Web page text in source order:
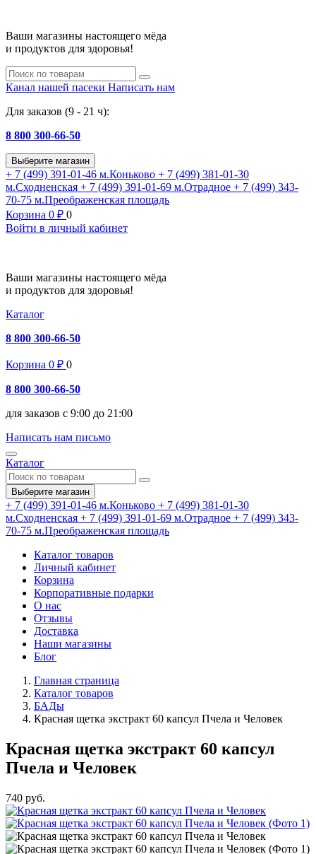
Ваши магазины настоящего мёда
и продуктов для здоровья!
Канал нашей пасеки Написать нам
Для заказов (9 - 21 ч):
8 800 300-66-50
Выберите магазин
+ 7 (499) 391-01-46 м.Коньково + 7 (499) 381-01-30
м.Сходненская + 7 (499) 391-01-69 м.Отрадное + 7 (499) 343-
70-75 м.Преображенская площадь
Корзина 0 ₽ 0
Войти в личный кабинет
Ваши магазины настоящего мёда
и продуктов для здоровья!
Каталог
8 800 300-66-50
Корзина 0 ₽ 0
8 800 300-66-50
для заказов с 9:00 до 21:00
Написать нам письмо
Каталог
Выберите магазин
+ 7 (499) 391-01-46 м.Коньково + 7 (499) 381-01-30
м.Сходненская + 7 (499) 391-01-69 м.Отрадное + 7 (499) 343-
70-75 м.Преображенская площадь
Каталог товаров
Личный кабинет
Корзина
Корпоративные подарки
О нас
Отзывы
Доставка
Наши магазины
Блог
Главная страница
Каталог товаров
БАДы
Красная щетка экстракт 60 капсул Пчела и Человек
Красная щетка экстракт 60 капсул
Пчела и Человек
740 руб.